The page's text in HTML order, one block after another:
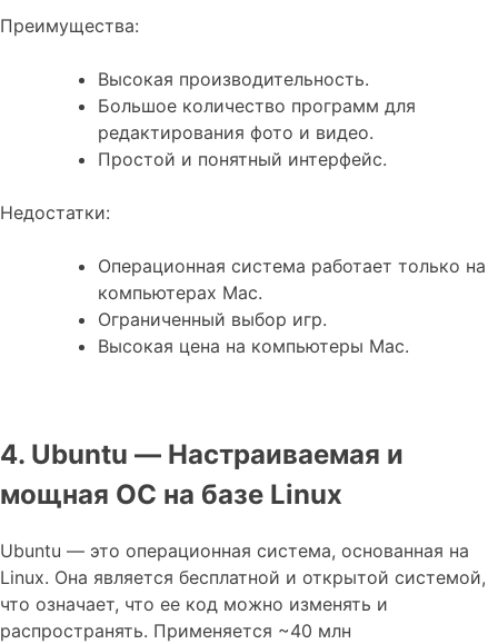
Преимущества:
Высокая производительность.
Большое количество программ для
редактирования фото и видео.
Простой и понятный интерфейс.
Недостатки:
Операционная система работает только на
компьютерах Mac.
Ограниченный выбор игр.
Высокая цена на компьютеры Mac.
4. Ubuntu — Настраиваемая и
мощная ОС на базе Linux
Ubuntu — это операционная система, основанная на
Linux. Она является бесплатной и открытой системой,
что означает, что ее код можно изменять и
распространять. Применяется ~40 млн